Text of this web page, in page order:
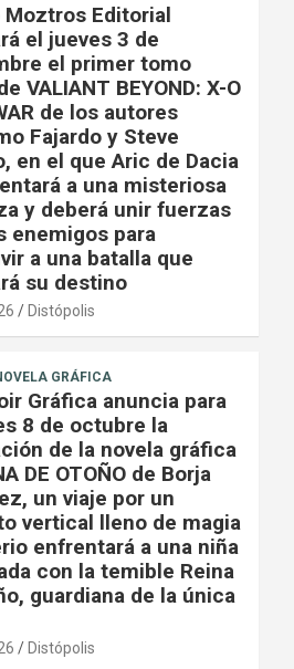
Moztros Editorial
el jueves 3 de
el primer tomo
VALIANT BEYOND: X-O
de los autores
Fajardo y Steve
en el que Aric de Dacia
a una misteriosa
y deberá unir fuerzas
enemigos para
a una batalla que
su destino
Distópolis
GRÁFICA
Gráfica anuncia para
8 de octubre la
de la novela gráfica
DE OTOÑO de Borja
un viaje por un
vertical lleno de magia
enfrentará a una niña
con la temible Reina
guardiana de la única
Distópolis